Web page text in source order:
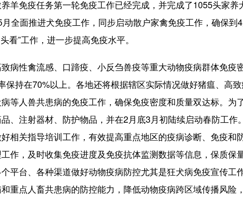
羊免疫任务第一轮免疫工作已经完成，并完成了1055头家
全面推进犬免疫工作，同步启动散户家禽免疫工作，确保到
看”工作，进一步提高免疫水平。
病性禽流感、口蹄疫、小反刍兽疫等重大动物疫病群体免疫
保持在70%以上。各地还将根据辖区实际情况做好猪瘟、高
等人兽共患病的免疫工作，确保免疫密度和质量双达标。为
、注射器材、防护物品，并在2月底3月初陆续启动春防工作
相关指导培训工作，有效提高重点地区的疫病诊断、免疫和
作，及时收集免疫进度及免疫抗体监测数据等信息，保质保
平台、各种渠道做好动物疫病防控尤其是狂犬病免疫宣传工
重点人畜共患病的防控能力，降低动物疫病跨区域传播风险